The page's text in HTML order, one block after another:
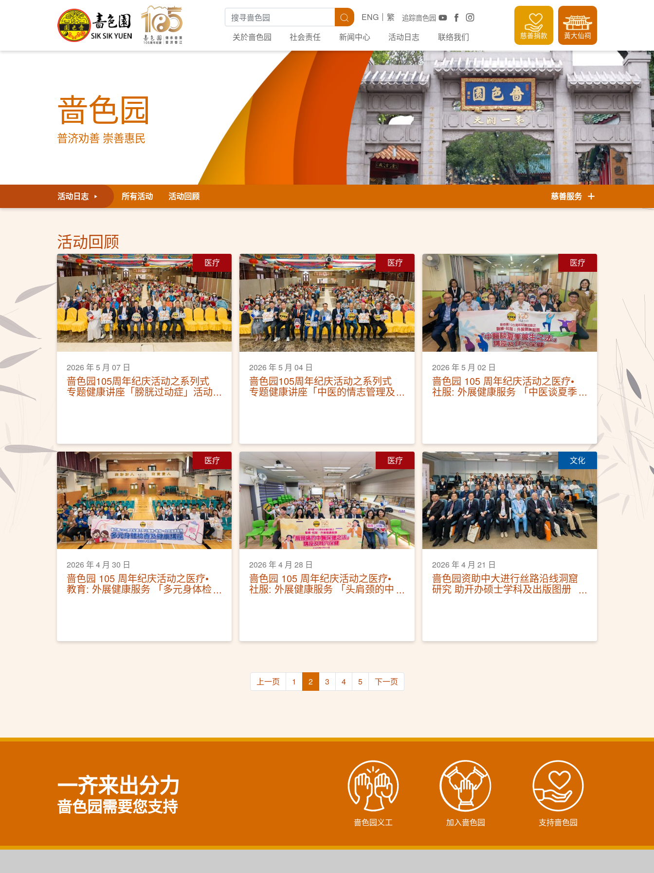
搜寻关键字 搜寻 追踪啬色园
ENG
繁
关於啬色园
社会责任 新闻中心 活动日志 联络我们 慈善捐款 黃大仙祠
啬色园
普济劝善 崇善惠民
活动日志 所有活动 活动回顾 慈善服务
活动回顾
医疗
2026 年 5 月 07 日
啬色园105周年纪庆活动之系列式
专题健康讲座「膀胱过动症」活动
医疗
2026 年 5 月 04 日
啬色园105周年纪庆活动之系列式
专题健康讲座「中医的情志管理及
医疗
2026 年 5 月 02 日
啬色园 105 周年纪庆活动之医疗•
社服: 外展健康服务 「中医谈夏季
医疗
2026 年 4 月 30 日
啬色园 105 周年纪庆活动之医疗•
教育: 外展健康服务 「多元身体检
医疗
2026 年 4 月 28 日
啬色园 105 周年纪庆活动之医疗•
社服: 外展健康服务 「头肩颈的中
文化
2026 年 4 月 21 日
啬色园资助中大进行丝路沿线洞窟
研究 助开办硕士学科及出版图册
上一页 1 2 3 4 5 下一页
一齐来出分力
啬色园需要您支持
啬色园义工 加入啬色园 支持啬色园